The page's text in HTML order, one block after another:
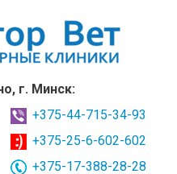
г. Минск:
+375-44-715-34-93
+375-25-6-602-602
+375-17-388-28-28